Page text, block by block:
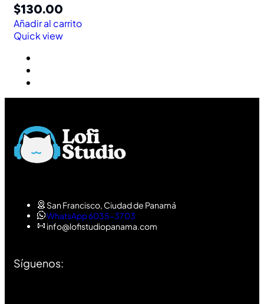
$130.00
Añadir al carrito
Quick view
San Francisco, Ciudad de Panamá
WhatsApp 6035-3703
info@lofistudiopanama.com
Síguenos: